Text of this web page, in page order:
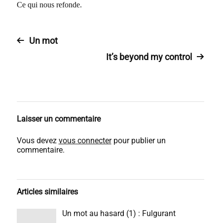
Ce qui nous refonde.
Un mot
It’s beyond my control
Laisser un commentaire
Vous devez vous connecterpour publier un
commentaire.
Articles similaires
Un mot au hasard (1) : Fulgurant